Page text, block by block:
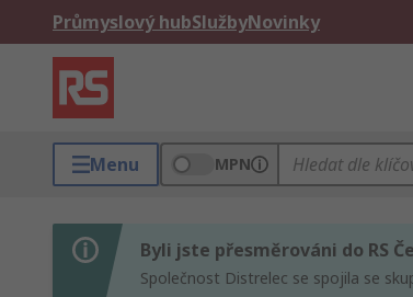
Průmyslový hubSlužbyNovinky
Menu MPN
Byli jste přesměrováni do RS
Společnost Distrelec se spojila se